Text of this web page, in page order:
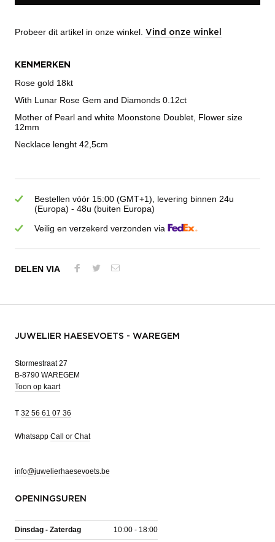
Probeer dit artikel in onze winkel. Vind onze winkel
KENMERKEN
Rose gold 18kt
With Lunar Rose Gem and Diamonds 0.12ct
Mother of Pearl and white Moonstone Doublet, Flower size
12mm
Necklace lenght 42,5cm
Bestellen vóór 15:00 (GMT+1), levering binnen 24u
(Europa) - 48u (buiten Europa)
Veilig en verzekerd verzonden via
DELEN VIA
JUWELIER HAESEVOETS - WAREGEM
Stormestraat 27
B-8790 WAREGEM
Toon op kaart
T 32 56 61 07 36
Whatsapp Call or Chat
info@juwelierhaesevoets.be
OPENINGSUREN
Dinsdag - Zaterdag 10:00 - 18:00